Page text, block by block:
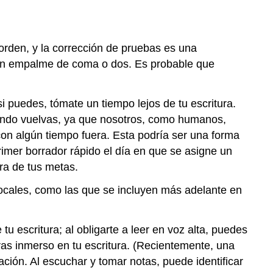
y la corrección de pruebas es una
empalme de coma o dos. Es probable que
puedes, tómate un tiempo lejos de tu escritura.
vuelvas, ya que nosotros, como humanos,
algún tiempo fuera. Esta podría ser una forma
borrador rápido el día en que se asigne un
de tus metas.
como las que se incluyen más adelante en
escritura; al obligarte a leer en voz alta, puedes
inmerso en tu escritura. (Recientemente, una
Al escuchar y tomar notas, puede identificar